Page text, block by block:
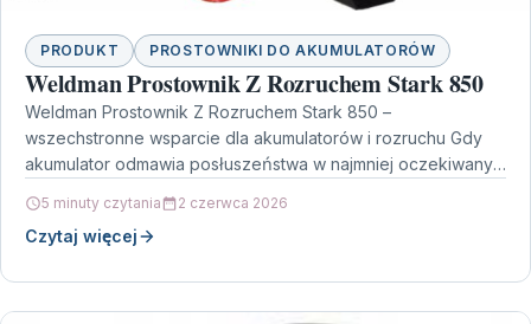
PRODUKT PROSTOWNIKI DO AKUMULATORÓW
Weldman Prostownik Z Rozruchem Stark 850
Weldman Prostownik Z Rozruchem Stark 850 –
wszechstronne wsparcie dla akumulatorów i rozruchu Gdy
akumulator odmawia posłuszeństwa w najmniej oczekiwanym
5 minuty czytania 2 czerwca 2026
Czytaj więcej